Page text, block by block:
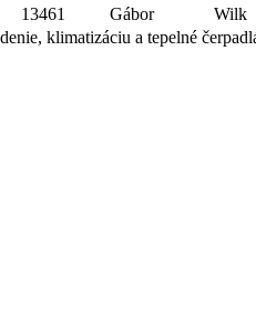
13461
Gábor
Wilk
klimatizáciu a tepelné